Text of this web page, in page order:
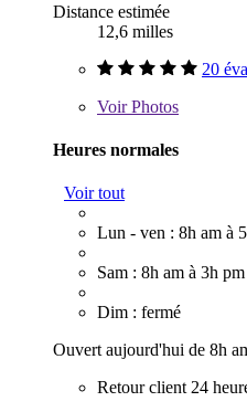
Distance estimée
12,6 milles
20
VoirPhotos
Heures normales
Voir tout
Lun - ven : 8h am à
Sam : 8h am à 3h pm
Dim : fermé
Ouvert aujourd'hui de 8h
Retour client 24